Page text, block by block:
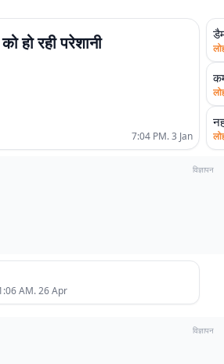
हो रही परेशानी
7:04 PM. 3 Jan
विज्ञापन
AM. 26 Apr
विज्ञापन